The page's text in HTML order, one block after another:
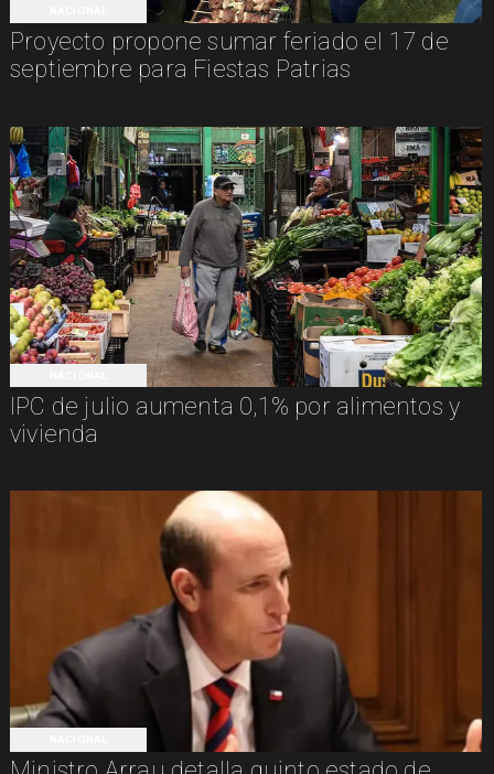
Proyecto propone sumar feriado el 17 de
septiembre para Fiestas Patrias
IPC de julio aumenta 0,1% por alimentos y
vivienda